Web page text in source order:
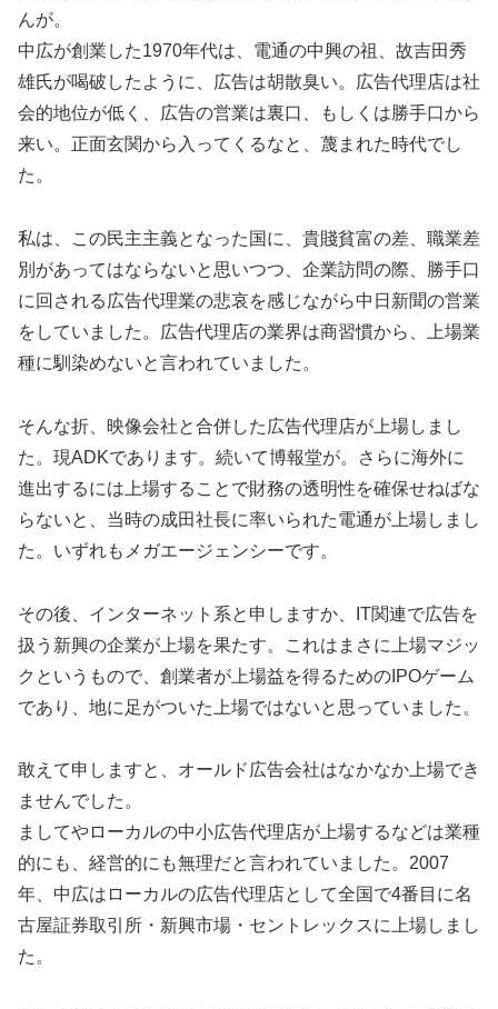
んが。
中広が創業した1970年代は、電通の中興の祖、故吉田秀
雄氏が喝破したように、広告は胡散臭い。広告代理店は社
会的地位が低く、広告の営業は裏口、もしくは勝手口から
来い。正面玄関から入ってくるなと、蔑まれた時代でし
た。
私は、この民主主義となった国に、貴賤貧富の差、職業差
別があってはならないと思いつつ、企業訪問の際、勝手口
に回される広告代理業の悲哀を感じながら中日新聞の営業
をしていました。広告代理店の業界は商習慣から、上場業
種に馴染めないと言われていました。
そんな折、映像会社と合併した広告代理店が上場しまし
た。現ADKであります。続いて博報堂が。さらに海外に
進出するには上場することで財務の透明性を確保せねばな
らないと、当時の成田社長に率いられた電通が上場しまし
た。いずれもメガエージェンシーです。
その後、インターネット系と申しますか、IT関連で広告を
扱う新興の企業が上場を果たす。これはまさに上場マジッ
クというもので、創業者が上場益を得るためのIPOゲーム
であり、地に足がついた上場ではないと思っていました。
敢えて申しますと、オールド広告会社はなかなか上場でき
ませんでした。
ましてやローカルの中小広告代理店が上場するなどは業種
的にも、経営的にも無理だと言われていました。2007
年、中広はローカルの広告代理店として全国で4番目に名
古屋証券取引所・新興市場・セントレックスに上場しまし
た。